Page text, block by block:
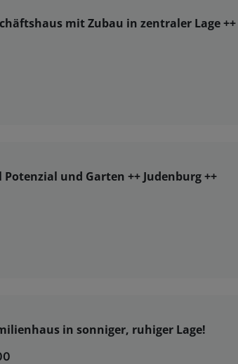
mit Zubau in zentraler Lage ++
und Garten ++ Judenburg ++
in sonniger, ruhiger Lage!